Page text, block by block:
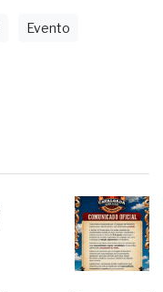
Evento